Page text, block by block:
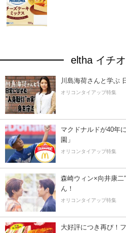
eltha イチ
川島海荷さんと学ぶ
オリコンタイアップ特集
マクドナルドが40年
園」
オリコンタイアップ特集
森崎ウィン×向井康二
ん！
オリコンタイアップ特集
大好評につき再び！